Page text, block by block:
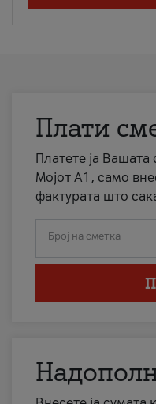
Плати
Платете ја Вашата
Мојот А1, само
фактурата што
Број на сметка